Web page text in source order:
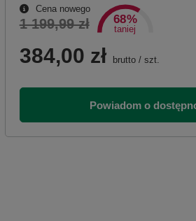
Cena nowego
1 199,99 zł 68%
taniej
384,00 zł brutto/ szt.
Powiadom o